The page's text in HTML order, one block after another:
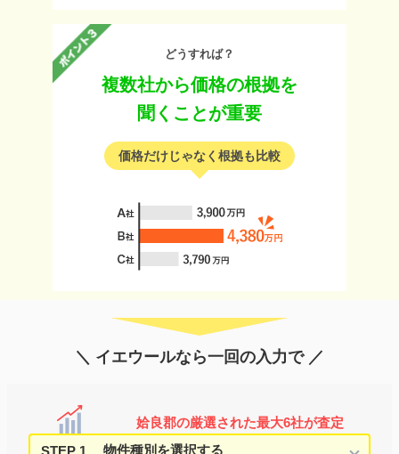
どうすれば？
複数社から価格の根拠を
聞くことが重要
価格だけじゃなく根拠も比較
＼ イエウールなら一回の入力で ／
姶良郡の厳選された最大6社が査定